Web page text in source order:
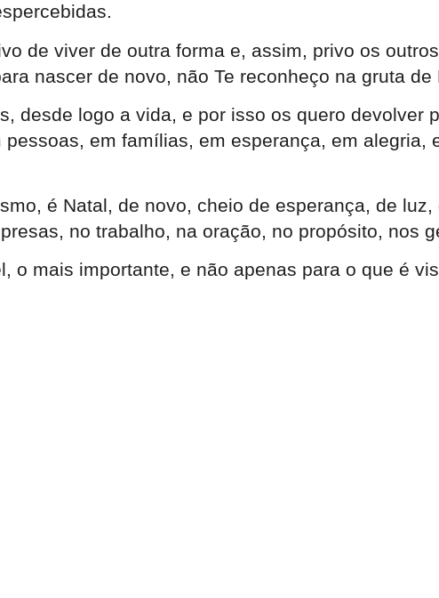
de viver de outra forma e, assim, privo os
nascer de novo, não Te reconheço na gruta
desde logo a vida, e por isso os quero devolver
em famílias, em esperança, em alegria,
é Natal, de novo, cheio de esperança, de
no trabalho, na oração, no propósito, nos
o mais importante, e não apenas para o que é